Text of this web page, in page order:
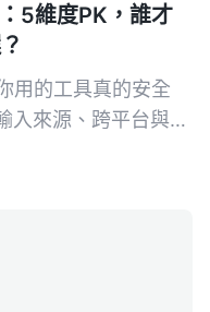
5維度PK，誰才
用的工具真的安全
入來源、跨平台與數